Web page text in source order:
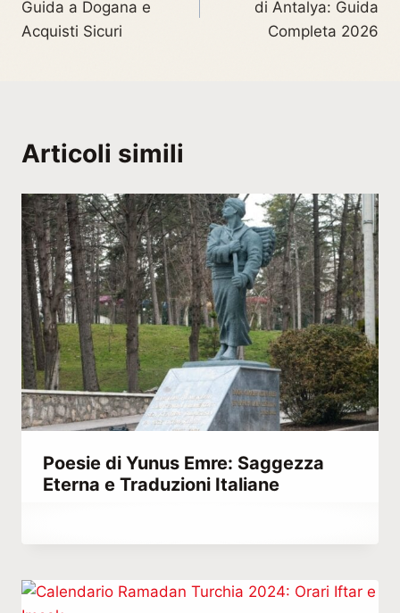
Guida a Dogana e
Acquisti Sicuri
di Antalya: Guida
Completa 2026
Articoli simili
Poesie di Yunus Emre: Saggezza
Eterna e Traduzioni Italiane